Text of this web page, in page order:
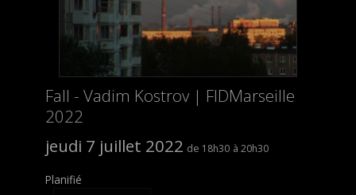
Fall - Vadim Kostrov | FIDMarseille
2022
jeudi 7 juillet 2022
18h30 20h30
Planifié